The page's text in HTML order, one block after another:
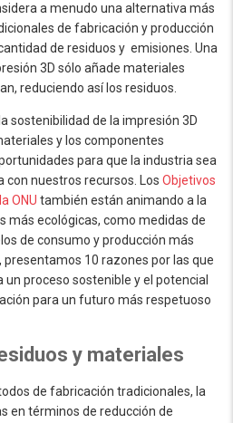
a menudo una alternativa más
de fabricación y producción
de residuos y emisiones. Una
3D sólo añade materiales
reduciendo así los residuos.
sostenibilidad de la impresión 3D
y los componentes
para que la industria sea
nuestros recursos. Los Objetivos
ONU también están animando a la
más ecológicas, como medidas de
de consumo y producción más
presentamos 10 razones por las que
un proceso sostenible y el potencial
para un futuro más respetuoso
y materiales
de fabricación tradicionales, la
en términos de reducción de